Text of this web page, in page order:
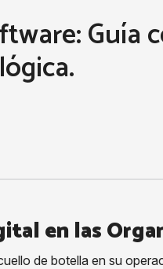
Guía
en las
de botella en su